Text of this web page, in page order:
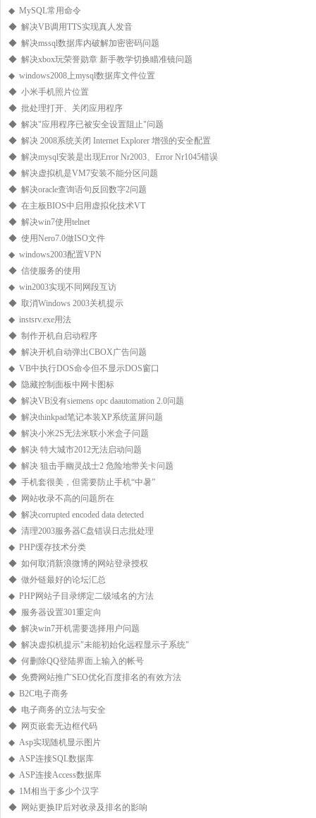
◆ MySQL常用命令
◆ 解决VB调用TTS实现真人发音
◆ 解决mssql数据库内破解加密密码问题
◆ 解决xbox玩荣誉勋章 新手教学切换瞄准镜问题
◆ windows2008上mysql数据库文件位置
◆ 小米手机照片位置
◆ 批处理打开、关闭应用程序
◆ 解决"应用程序已被安全设置阻止"问题
◆ 解决 2008系统关闭 Internet Explorer 增强的安全配置
◆ 解决mysql安装是出现Error Nr2003、Error Nr1045错误
◆ 解决虚拟机是VM7安装不能分区问题
◆ 解决oracle查询语句反回数字2问题
◆ 在主板BIOS中启用虚拟化技术VT
◆ 解决win7使用telnet
◆ 使用Nero7.0做ISO文件
◆ windows2003配置VPN
◆ 信使服务的使用
◆ win2003实现不同网段互访
◆ 取消Windows 2003关机提示
◆ instsrv.exe用法
◆ 制作开机自启动程序
◆ 解决开机自动弹出CBOX广告问题
◆ VB中执行DOS命令但不显示DOS窗口
◆ 隐藏控制面板中网卡图标
◆ 解决VB没有siemens opc daautomation 2.0问题
◆ 解决thinkpad笔记本装XP系统蓝屏问题
◆ 解决小米2S无法米联小米盒子问题
◆ 解决 特大城市2012无法启动问题
◆ 解决 狙击手幽灵战士2 危险地带关卡问题
◆ 手机套很美，但需要防止手机“中暑”
◆ 网站收录不高的问题所在
◆ 解决corrupted encoded data detected
◆ 清理2003服务器C盘错误日志批处理
◆ PHP缓存技术分类
◆ 如何取消新浪微博的网站登录授权
◆ 做外链最好的论坛汇总
◆ PHP网站子目录绑定二级域名的方法
◆ 服务器设置301重定向
◆ 解决win7开机需要选择用户问题
◆ 解决虚拟机提示"未能初始化远程显示子系统"
◆ 何删除QQ登陆界面上输入的帐号
◆ 免费网站推广SEO优化百度排名的有效方法
◆ B2C电子商务
◆ 电子商务的立法与安全
◆ 网页嵌套无边框代码
◆ Asp实现随机显示图片
◆ ASP连接SQL数据库
◆ ASP连接Access数据库
◆ 1M相当于多少个汉字
◆ 网站更换IP后对收录及排名的影响